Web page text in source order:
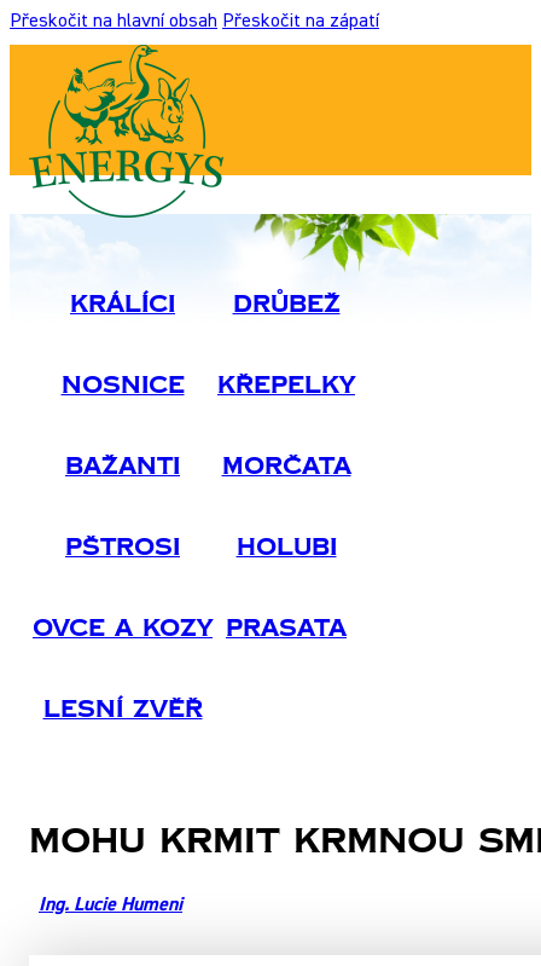
Přeskočit na hlavní obsah Přeskočit na zápatí
Králíci Drůbež
Nosnice Křepelky
Bažanti Morčata
Pštrosi Holubi
Ovce A Kozy Prasata
Lesní Zvěř
Mohu krmit krmnou
Ing. Lucie Humeni